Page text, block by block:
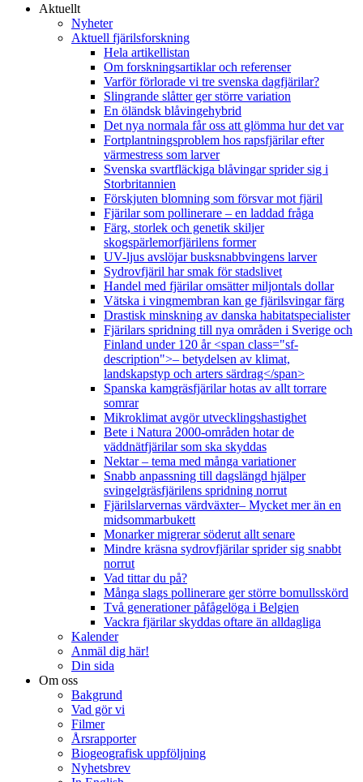
Aktuellt
Nyheter
Aktuell fjärilsforskning
Hela artikellistan
Om forskningsartiklar och referenser
Varför förlorade vi tre svenska dagfjärilar?
Slingrande slåtter ger större variation
En öländsk blåvingehybrid
Det nya normala får oss att glömma hur det var
Fortplantningsproblem hos rapsfjärilar efter
värmestress som larver
Svenska svartfläckiga blåvingar sprider sig i
Storbritannien
Förskjuten blomning som försvar mot fjäril
Fjärilar som pollinerare – en laddad fråga
Färg, storlek och genetik skiljer
skogspärlemorfjärilens former
UV-ljus avslöjar busksnabbvingens larver
Sydrovfjäril har smak för stadslivet
Handel med fjärilar omsätter miljontals dollar
Vätska i vingmembran kan ge fjärilsvingar färg
Drastisk minskning av danska habitatspecialister
Fjärilars spridning till nya områden i Sverige och
Finland under 120 år <span class="sf-
description">– betydelsen av klimat,
landskapstyp och arters särdrag</span>
Spanska kamgräsfjärilar hotas av allt torrare
somrar
Mikroklimat avgör utvecklingshastighet
Bete i Natura 2000-områden hotar de
väddnätfjärilar som ska skyddas
Nektar – tema med många variationer
Snabb anpassning till dagslängd hjälper
svingelgräsfjärilens spridning norrut
Fjärilslarvernas värdväxter– Mycket mer än en
midsommarbukett
Monarker migrerar söderut allt senare
Mindre kräsna sydrovfjärilar sprider sig snabbt
norrut
Vad tittar du på?
Många slags pollinerare ger större bomullsskörd
Två generationer påfågelöga i Belgien
Vackra fjärilar skyddas oftare än alldagliga
Kalender
Anmäl dig här!
Din sida
Om oss
Bakgrund
Vad gör vi
Filmer
Årsrapporter
Biogeografisk uppföljning
Nyhetsbrev